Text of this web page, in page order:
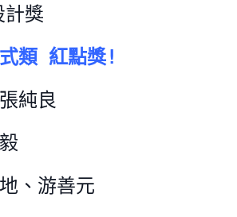
計獎
類 紅點獎!
純良
、游善元